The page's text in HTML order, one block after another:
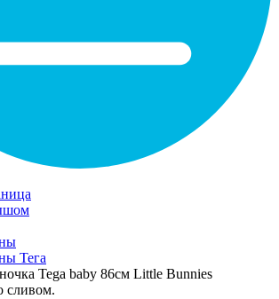
Тега
Tega baby 86cм Little Bunnies
сливом.